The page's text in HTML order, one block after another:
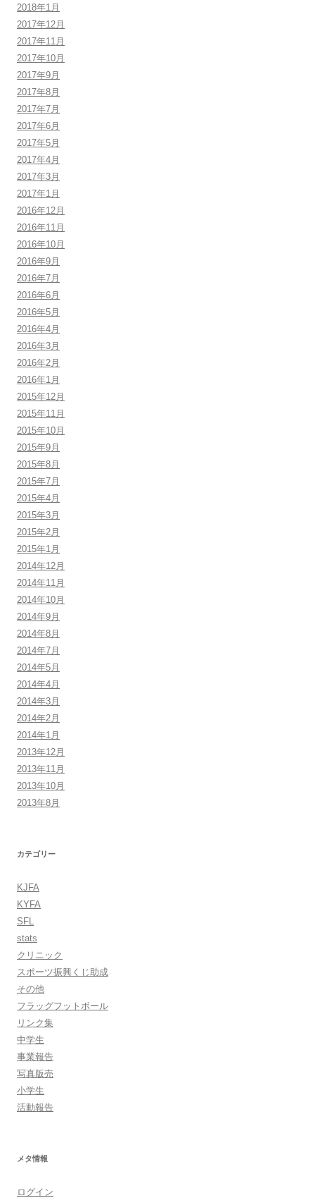
2018年1月
2017年12月
2017年11月
2017年10月
2017年9月
2017年8月
2017年7月
2017年6月
2017年5月
2017年4月
2017年3月
2017年1月
2016年12月
2016年11月
2016年10月
2016年9月
2016年7月
2016年6月
2016年5月
2016年4月
2016年3月
2016年2月
2016年1月
2015年12月
2015年11月
2015年10月
2015年9月
2015年8月
2015年7月
2015年4月
2015年3月
2015年2月
2015年1月
2014年12月
2014年11月
2014年10月
2014年9月
2014年8月
2014年7月
2014年5月
2014年4月
2014年3月
2014年2月
2014年1月
2013年12月
2013年11月
2013年10月
2013年8月
カテゴリー
KJFA
KYFA
SFL
stats
クリニック
スポーツ振興くじ助成
その他
フラッグフットボール
リンク集
中学生
事業報告
写真版売
小学生
活動報告
メタ情報
ログイン